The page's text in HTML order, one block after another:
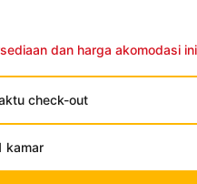
dan harga akomodasi ini
check-out
kamar